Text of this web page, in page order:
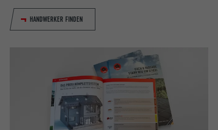
HANDWERKER FINDEN
U
Adsymptotic.com
3 Monate